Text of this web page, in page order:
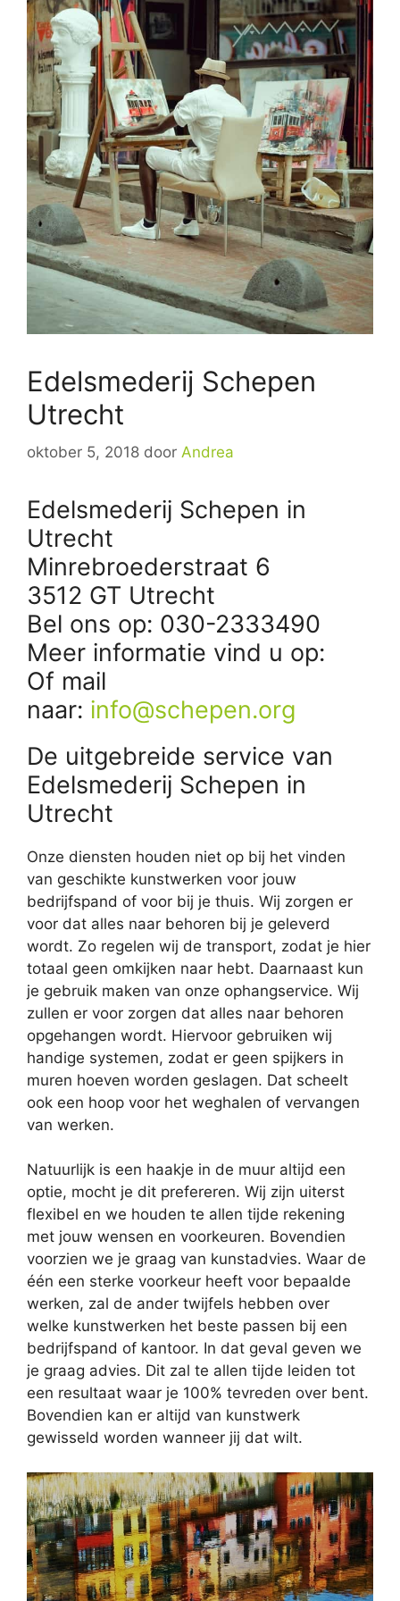
Edelsmederij Schepen
Utrecht
oktober 5, 2018 door Andrea
Edelsmederij Schepen in
Utrecht
Minrebroederstraat 6
3512 GT Utrecht
Bel ons op: 030-2333490
Meer informatie vind u op:
Of mail
naar: info@schepen.org
De uitgebreide service van
Edelsmederij Schepen in
Utrecht
Onze diensten houden niet op bij het vinden
van geschikte kunstwerken voor jouw
bedrijfspand of voor bij je thuis. Wij zorgen er
voor dat alles naar behoren bij je geleverd
wordt. Zo regelen wij de transport, zodat je hier
totaal geen omkijken naar hebt. Daarnaast kun
je gebruik maken van onze ophangservice. Wij
zullen er voor zorgen dat alles naar behoren
opgehangen wordt. Hiervoor gebruiken wij
handige systemen, zodat er geen spijkers in
muren hoeven worden geslagen. Dat scheelt
ook een hoop voor het weghalen of vervangen
van werken.
Natuurlijk is een haakje in de muur altijd een
optie, mocht je dit prefereren. Wij zijn uiterst
flexibel en we houden te allen tijde rekening
met jouw wensen en voorkeuren. Bovendien
voorzien we je graag van kunstadvies. Waar de
één een sterke voorkeur heeft voor bepaalde
werken, zal de ander twijfels hebben over
welke kunstwerken het beste passen bij een
bedrijfspand of kantoor. In dat geval geven we
je graag advies. Dit zal te allen tijde leiden tot
een resultaat waar je 100% tevreden over bent.
Bovendien kan er altijd van kunstwerk
gewisseld worden wanneer jij dat wilt.